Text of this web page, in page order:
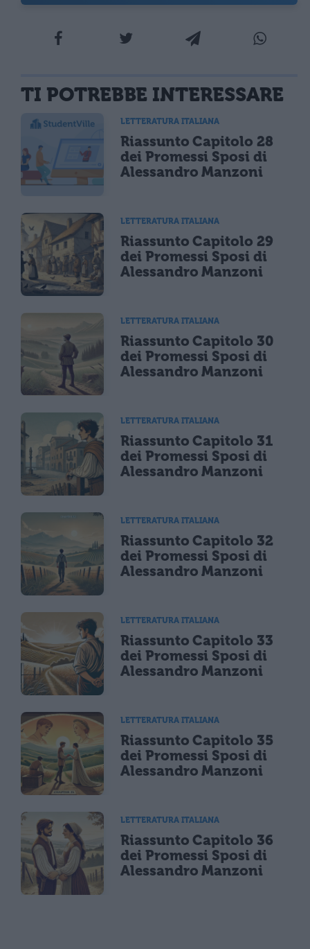
TI POTREBBE INTERESSARE
LETTERATURA ITALIANA
Riassunto Capitolo 28
dei Promessi Sposi di
Alessandro Manzoni
LETTERATURA ITALIANA
Riassunto Capitolo 29
dei Promessi Sposi di
Alessandro Manzoni
LETTERATURA ITALIANA
Riassunto Capitolo 30
dei Promessi Sposi di
Alessandro Manzoni
LETTERATURA ITALIANA
Riassunto Capitolo 31
dei Promessi Sposi di
Alessandro Manzoni
LETTERATURA ITALIANA
Riassunto Capitolo 32
dei Promessi Sposi di
Alessandro Manzoni
LETTERATURA ITALIANA
Riassunto Capitolo 33
dei Promessi Sposi di
Alessandro Manzoni
LETTERATURA ITALIANA
Riassunto Capitolo 35
dei Promessi Sposi di
Alessandro Manzoni
LETTERATURA ITALIANA
Riassunto Capitolo 36
dei Promessi Sposi di
Alessandro Manzoni